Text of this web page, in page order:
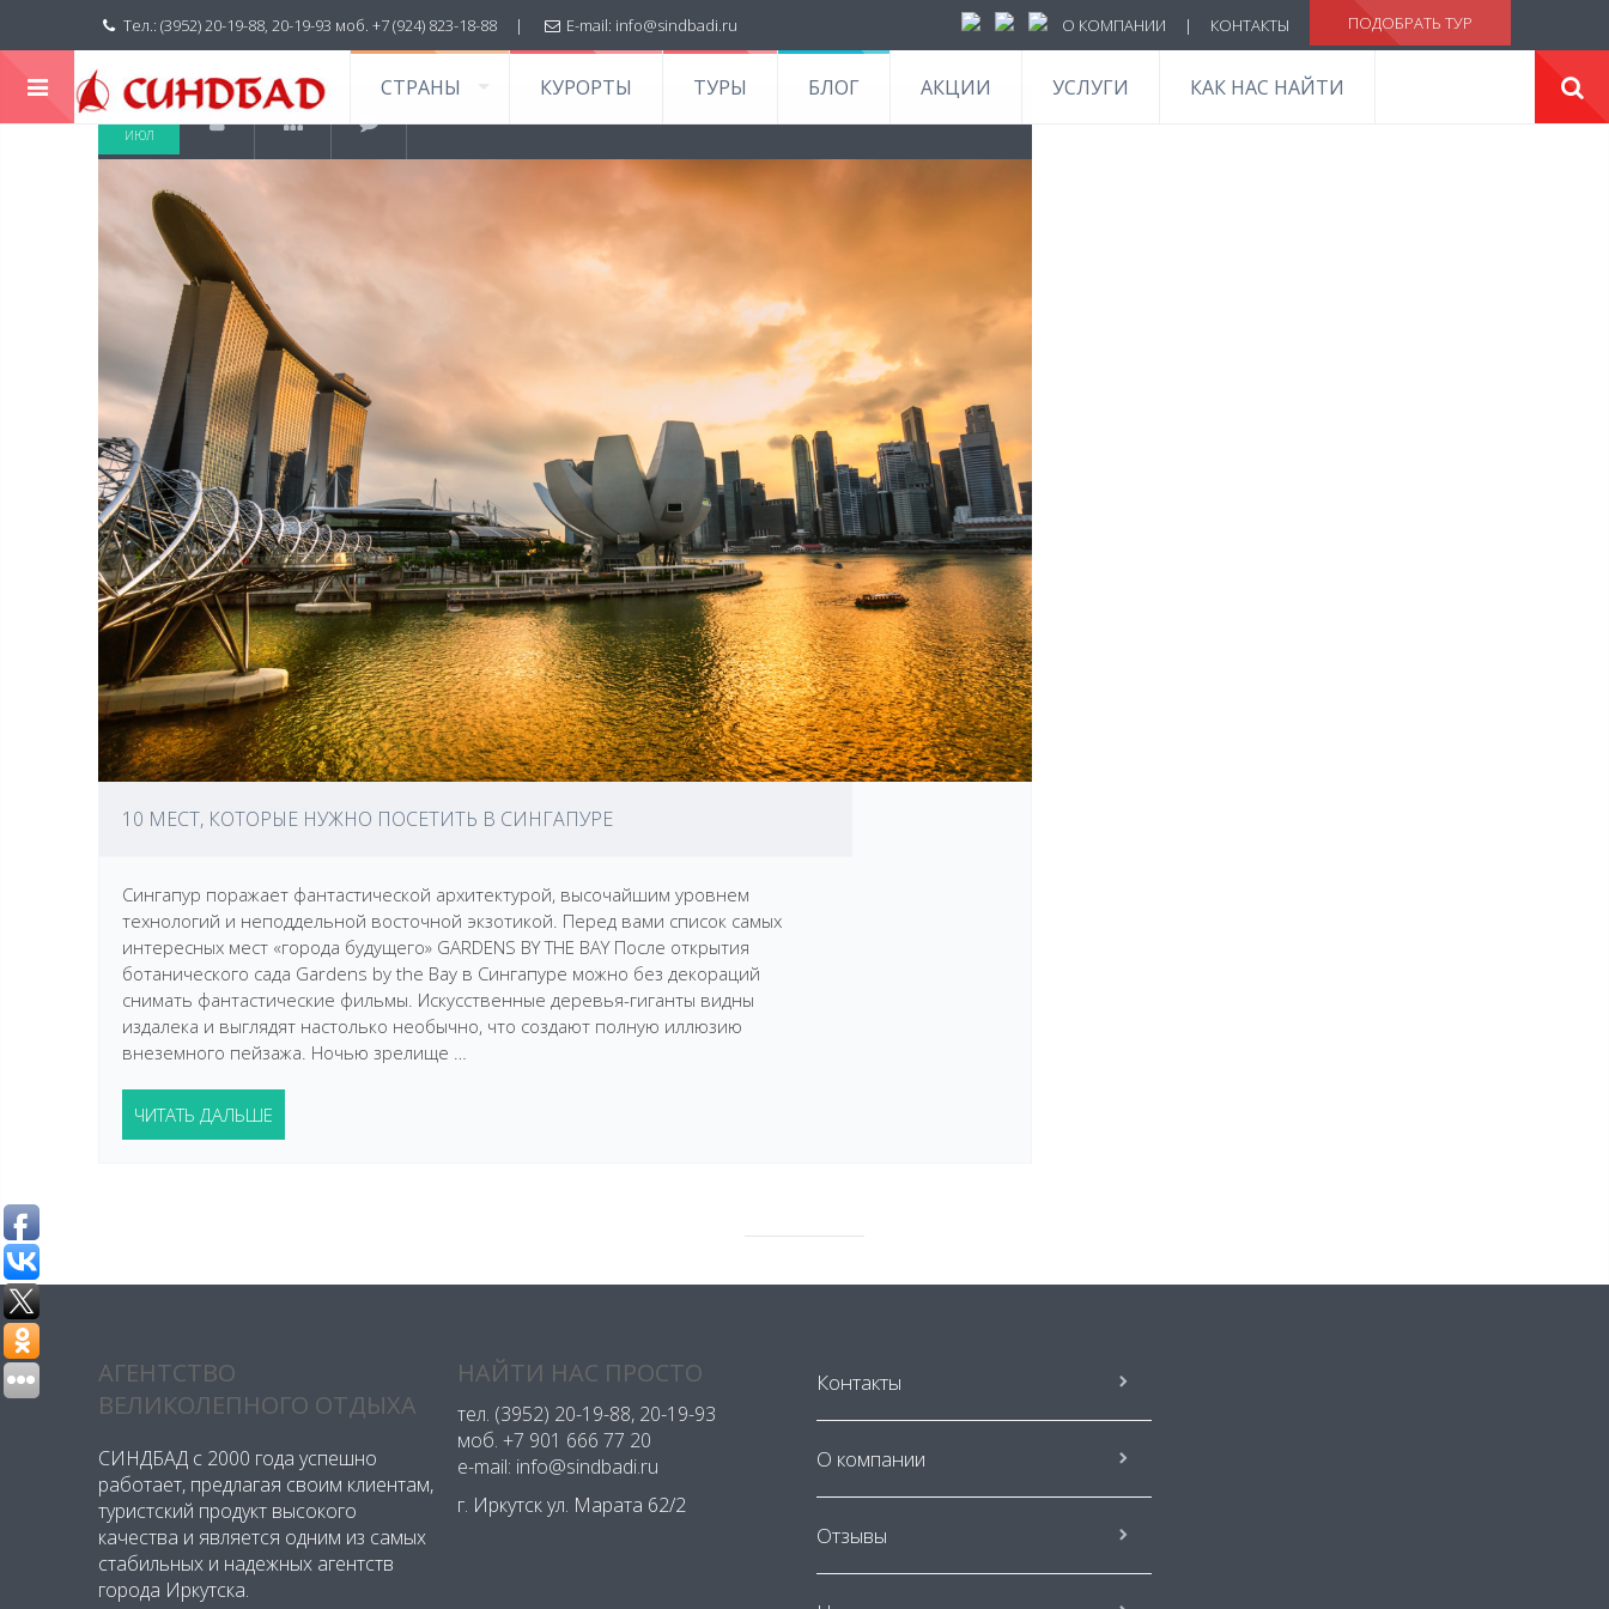
Тел.: (3952) 20-19-88, 20-19-93 моб. +7 (924) 823-18-88 | E-mail: info@sindbadi.ru О КОМПАНИИ | КОНТАКТЫ ПОДОБРАТЬ ТУР
СТРАНЫ КУРОРТЫ ТУРЫ БЛОГ АКЦИИ УСЛУГИ КАК НАС НАЙТИ
20
ИЮЛ
10 МЕСТ, КОТОРЫЕ НУЖНО ПОСЕТИТЬ В СИНГАПУРЕ
Сингапур поражает фантастической архитектурой, высочайшим уровнем
технологий и неподдельной восточной экзотикой. Перед вами список самых
интересных мест «города будущего» GARDENS BY THE BAY После открытия
ботанического сада Gardens by the Bay в Сингапуре можно без декораций
снимать фантастические фильмы. Искусственные деревья-гиганты видны
издалека и выглядят настолько необычно, что создают полную иллюзию
внеземного пейзажа. Ночью зрелище …
ЧИТАТЬ ДАЛЬШЕ
АГЕНТСТВО
ВЕЛИКОЛЕПНОГО ОТДЫХА
СИНДБАД с 2000 года успешно
работает, предлагая своим клиентам,
туристский продукт высокого
качества и является одним из самых
стабильных и надежных агентств
города Иркутска.
НАЙТИ НАС ПРОСТО
тел. (3952) 20-19-88, 20-19-93
моб. +7 901 666 77 20
e-mail: info@sindbadi.ru
г. Иркутск ул. Марата 62/2
Контакты
О компании
Отзывы